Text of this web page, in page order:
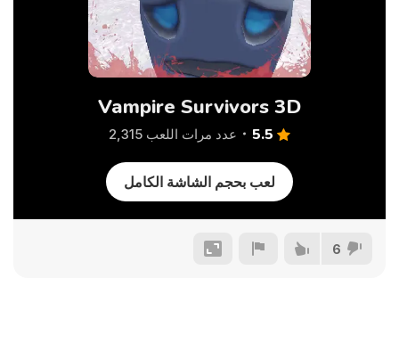
Vampire Survivors 3D
5.5 عدد مرات اللعب 2,315
لعب بحجم الشاشة الكامل
6